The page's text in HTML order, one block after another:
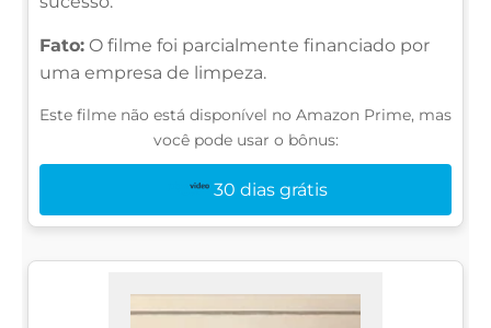
Fato: O filme foi parcialmente financiado por
uma empresa de limpeza.
Este filme não está disponível no Amazon Prime, mas
você pode usar o bônus:
30 dias grátis